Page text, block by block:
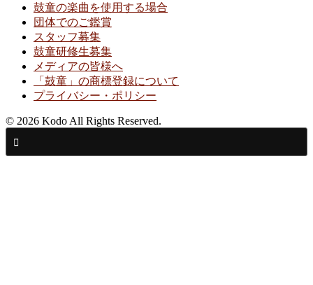
鼓童の楽曲を使用する場合
団体でのご鑑賞
スタッフ募集
鼓童研修生募集
メディアの皆様へ
「鼓童」の商標登録について
プライバシー・ポリシー
© 2026 Kodo All Rights Reserved.